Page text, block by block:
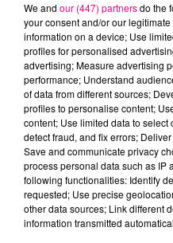
Cancer
Balance
We and our (447) partnersdo the
your consent and/or our
information on a device; Use
profiles for personalised
advertising; Measure advertising
performance; Understand
of data from different sources;
profiles to personalise content;
content; Use limited data to select
detect fraud, and fix errors;
Save and communicate privacy
process personal data such as IP
following functionalities: Identify
requested; Use precise
other data sources; Link different
information transmitted